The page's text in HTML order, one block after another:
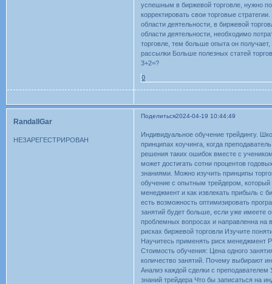
успешным в биржевой торговле, нужно
корректировать свои торговые
области деятельности, в биржевой
области деятельности, необходимо
торговле, тем больше опыта он
рассылки Больше полезных статей
3+2=?
0
Поделиться2024-04-19 10:44:49
RandallGar
НЕЗАРЕГЕСТРИРОВАН
Индивидуальное обучение трейдингу.
принципах коучинга, когда
решения таких ошибок вместе с
может достигать сотни процентов
знаниями. Можно изучить принципы
обучение с опытным трейдером, который
менеджмент и как извлекать прибыль с
есть возможность оптимизировать
занятий будет больше, если уже имеете
проблемных вопросах и направленна на
рисках биржевой торговли Изучите
Научитесь применять риск менеджмент
Стоимость обучения: Цена одного
количество занятий. Почему выбирают
Анализ каждой сделки с
знаний трейдера Что бы записаться на